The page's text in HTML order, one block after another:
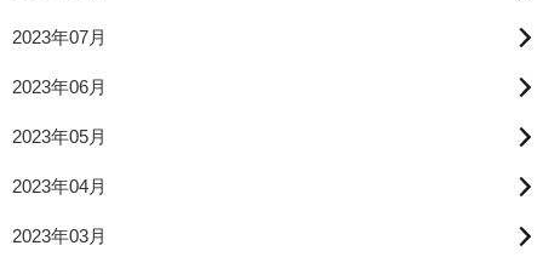
2023年07月
2023年06月
2023年05月
2023年04月
2023年03月